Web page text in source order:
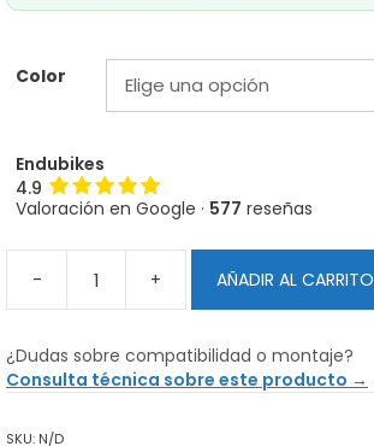
Color
Endubikes
4.9
Valoración en Google · 577 reseñas
-
Cinta
Velcro
Mountain
Style
+ AÑADIR AL CARRITO
¿Dudas sobre compatibilidad o montaje?
Consulta técnica sobre este producto →
SKU: N/D